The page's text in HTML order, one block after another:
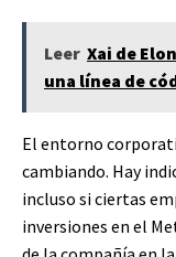
Leer Xai de
una línea de
El entorno
cambiando. Hay
incluso si ciertas
inversiones en el